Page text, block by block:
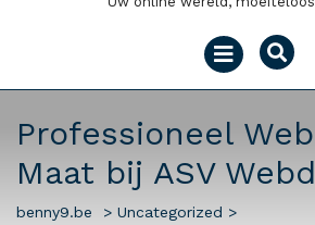
Menu
openen
Professioneel
Maat bij ASV
benny9.be > Uncategorized >